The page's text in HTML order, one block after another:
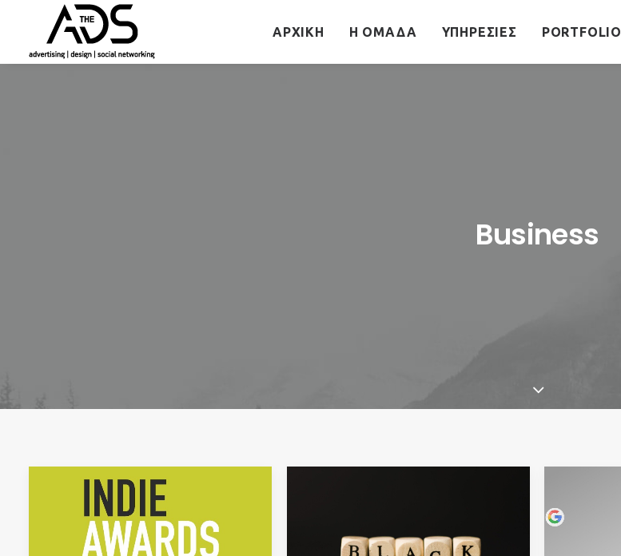
ΑΡΧΙΚΉ Η ΟΜΆΔΑ ΥΠΗΡΕΣΊΕΣ PORTFOLIO
Business